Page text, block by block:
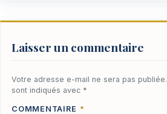
Laisser un commentaire
Votre adresse e-mail ne sera pas publiée.
sont indiqués avec *
COMMENTAIRE *